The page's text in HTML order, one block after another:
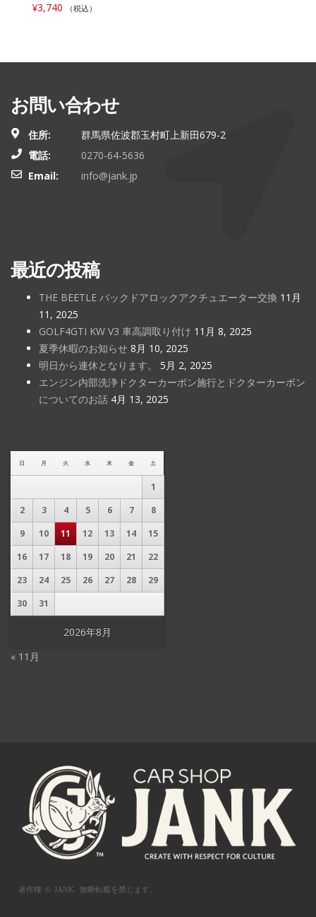
¥3,740 （税込）
お問い合わせ
住所:
群馬県佐波郡玉村町上新田679-2
電話:
0270-64-5636
Email:
info@jank.jp
最近の投稿
THE BEETLE バックドアロックアクチュエーター交換 11月
11, 2025
GOLF4GTI KW V3 車高調取り付け 11月 8, 2025
夏季休暇のお知らせ 8月 10, 2025
明日から連休となります。
5月 2, 2025
エンジン内部洗浄ドクターカーボン施行とドクターカーボン
についてのお話 4月 13, 2025
2026年8月
日 月 火 水 木 金 土
1
2
3 4 5 6 7
8
9
10 11 12 13 14
15
16
17 18 19 20 21
22
23
24 25 26 27 28
29
30
31
« 11月
著作権 © JANK. 無断転載を禁じます。